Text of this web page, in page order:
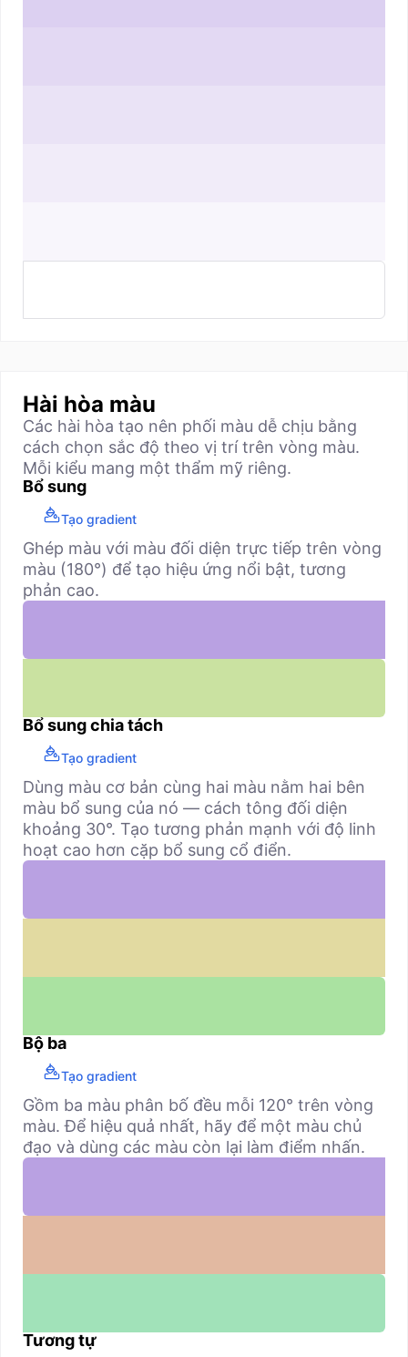
Hài hòa màu
Các hài hòa tạo nên phối màu dễ chịu bằng
cách chọn sắc độ theo vị trí trên vòng màu.
Mỗi kiểu mang một thẩm mỹ riêng.
Bổ sung
Tạo gradient
Ghép màu với màu đối diện trực tiếp trên vòng
màu (180°) để tạo hiệu ứng nổi bật, tương
phản cao.
Bổ sung chia tách
Tạo gradient
Dùng màu cơ bản cùng hai màu nằm hai bên
màu bổ sung của nó — cách tông đối diện
khoảng 30°. Tạo tương phản mạnh với độ linh
hoạt cao hơn cặp bổ sung cổ điển.
Bộ ba
Tạo gradient
Gồm ba màu phân bố đều mỗi 120° trên vòng
màu. Để hiệu quả nhất, hãy để một màu chủ
đạo và dùng các màu còn lại làm điểm nhấn.
Tương tự